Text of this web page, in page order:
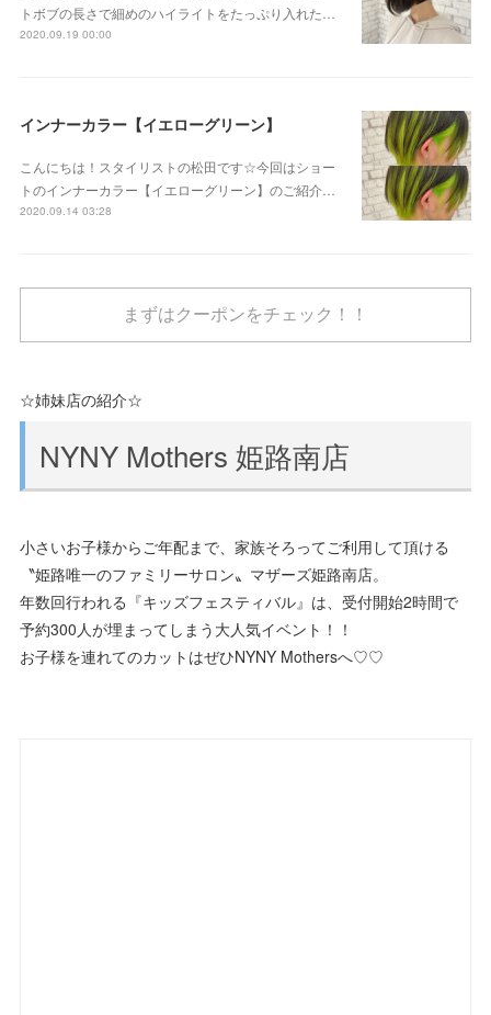
トボブの長さで細めのハイライトをたっぷり入れた…
2020.09.19 00:00
インナーカラー【イエローグリーン】
こんにちは！スタイリストの松田です☆今回はショー
トのインナーカラー【イエローグリーン】のご紹介…
2020.09.14 03:28
まずはクーポンをチェック！！
☆姉妹店の紹介☆
NYNY Mothers 姫路南店
小さいお子様からご年配まで、家族そろってご利用して頂ける
〝姫路唯一のファミリーサロン〟マザーズ姫路南店。
年数回行われる『キッズフェスティバル』は、受付開始2時間で
予約300人が埋まってしまう大人気イベント！！
お子様を連れてのカットはぜひNYNY Mothersへ♡♡